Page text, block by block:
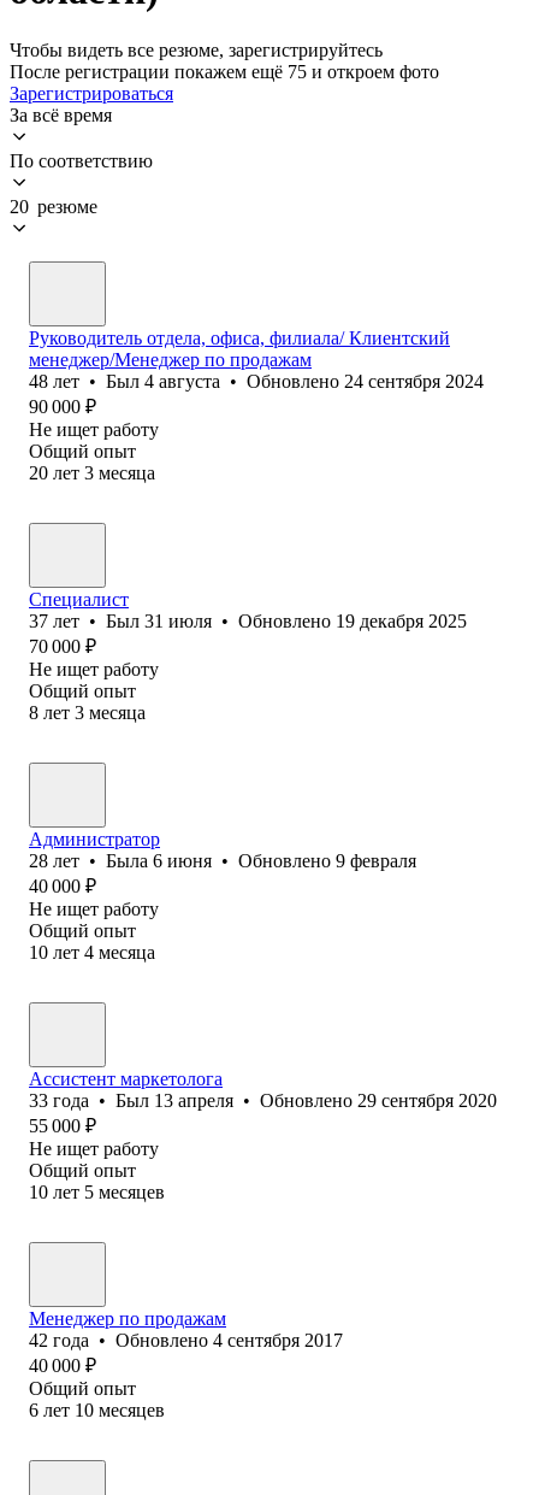
Чтобы видеть все резюме, зарегистрируйтесь
После регистрации покажем ещё 75 и откроем фото
Зарегистрироваться
За всё время
По соответствию
20 резюме
Руководитель отдела, офиса, филиала/ Клиентский
менеджер/Менеджер по продажам
48 лет • Был 4 августа • Обновлено 24 сентября 2024
90 000 ₽
Не ищет работу
Общий опыт
20 лет 3 месяца
Специалист
37 лет • Был 31 июля • Обновлено 19 декабря 2025
70 000 ₽
Не ищет работу
Общий опыт
8 лет 3 месяца
Администратор
28 лет • Была 6 июня • Обновлено 9 февраля
40 000 ₽
Не ищет работу
Общий опыт
10 лет 4 месяца
Ассистент маркетолога
33 года • Был 13 апреля • Обновлено 29 сентября 2020
55 000 ₽
Не ищет работу
Общий опыт
10 лет 5 месяцев
Менеджер по продажам
42 года • Обновлено 4 сентября 2017
40 000 ₽
Общий опыт
6 лет 10 месяцев